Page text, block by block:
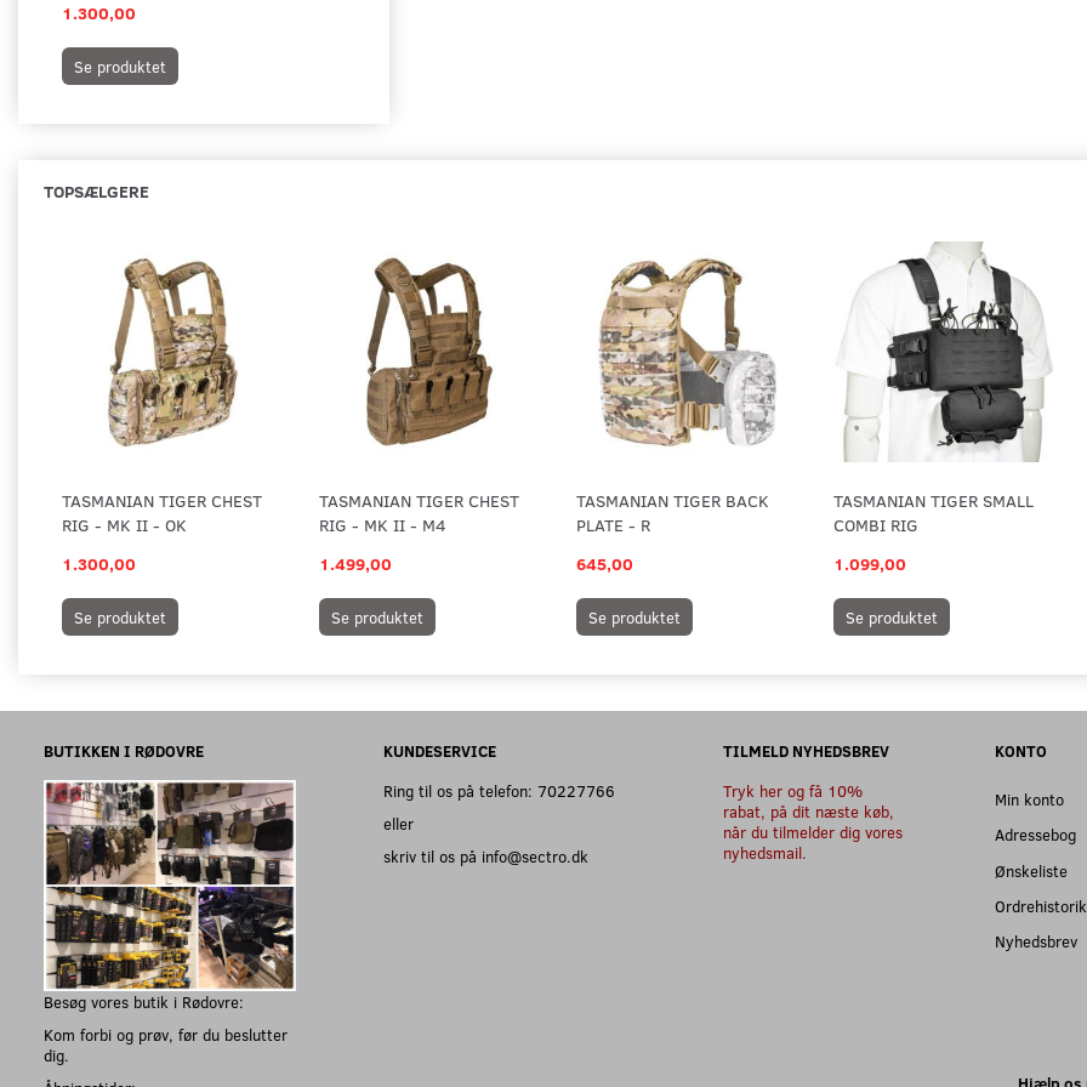
1.300,00
Se produktet
TOPSÆLGERE
TASMANIAN TIGER CHEST
RIG - MK II - OK
1.300,00
Se produktet
TASMANIAN TIGER CHEST
RIG - MK II - M4
1.499,00
Se produktet
TASMANIAN TIGER BACK
PLATE - R
645,00
Se produktet
TASMANIAN TIGER SMALL
COMBI RIG
1.099,00
Se produktet
BUTIKKEN I RØDOVRE
Besøg vores butik i Rødovre:
Kom forbi og prøv, før du beslutter
dig.
KUNDESERVICE
Ring til os på telefon: 70227766
eller
skriv til os på info@sectro.dk
TILMELD NYHEDSBREV
Tryk her og få 10%
rabat, på dit næste køb,
når du tilmelder dig vores
nyhedsmail.
KONTO
Min konto
Adressebog
Ønskeliste
Ordrehistorik
Nyhedsbrev